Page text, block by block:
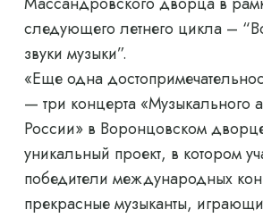
следующего летнего цикла –
звуки музыки”.
«Еще одна
— три концерта «Музыкального
России» в Воронцовском
уникальный проект, в котором
победители международных
прекрасные музыканты,